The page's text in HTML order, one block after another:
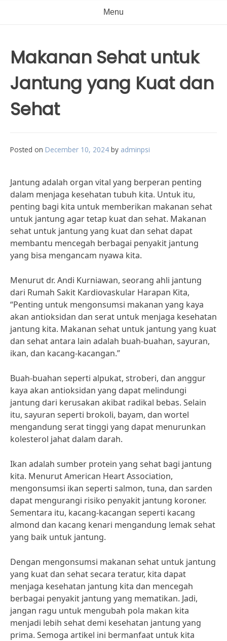
Menu
Makanan Sehat untuk
Jantung yang Kuat dan
Sehat
Posted on December 10, 2024 by adminpsi
Jantung adalah organ vital yang berperan penting
dalam menjaga kesehatan tubuh kita. Untuk itu,
penting bagi kita untuk memberikan makanan sehat
untuk jantung agar tetap kuat dan sehat. Makanan
sehat untuk jantung yang kuat dan sehat dapat
membantu mencegah berbagai penyakit jantung
yang bisa mengancam nyawa kita.
Menurut dr. Andi Kurniawan, seorang ahli jantung
dari Rumah Sakit Kardiovaskular Harapan Kita,
“Penting untuk mengonsumsi makanan yang kaya
akan antioksidan dan serat untuk menjaga kesehatan
jantung kita. Makanan sehat untuk jantung yang kuat
dan sehat antara lain adalah buah-buahan, sayuran,
ikan, dan kacang-kacangan.”
Buah-buahan seperti alpukat, stroberi, dan anggur
kaya akan antioksidan yang dapat melindungi
jantung dari kerusakan akibat radikal bebas. Selain
itu, sayuran seperti brokoli, bayam, dan wortel
mengandung serat tinggi yang dapat menurunkan
kolesterol jahat dalam darah.
Ikan adalah sumber protein yang sehat bagi jantung
kita. Menurut American Heart Association,
mengonsumsi ikan seperti salmon, tuna, dan sarden
dapat mengurangi risiko penyakit jantung koroner.
Sementara itu, kacang-kacangan seperti kacang
almond dan kacang kenari mengandung lemak sehat
yang baik untuk jantung.
Dengan mengonsumsi makanan sehat untuk jantung
yang kuat dan sehat secara teratur, kita dapat
menjaga kesehatan jantung kita dan mencegah
berbagai penyakit jantung yang mematikan. Jadi,
jangan ragu untuk mengubah pola makan kita
menjadi lebih sehat demi kesehatan jantung yang
prima. Semoga artikel ini bermanfaat untuk kita